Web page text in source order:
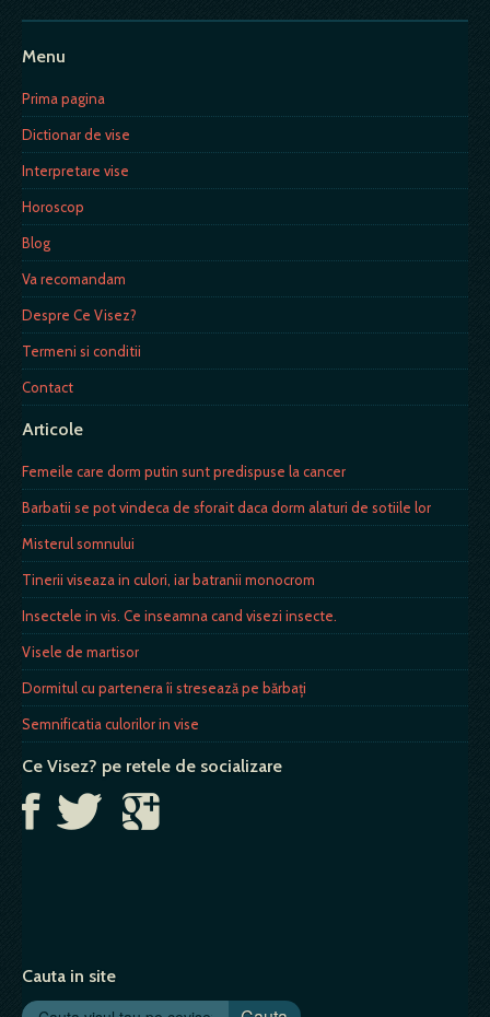
Menu
Prima pagina
Dictionar de vise
Interpretare vise
Horoscop
Blog
Va recomandam
Despre Ce Visez?
Termeni si conditii
Contact
Articole
Femeile care dorm putin sunt predispuse la cancer
Barbatii se pot vindeca de sforait daca dorm alaturi de sotiile lor
Misterul somnului
Tinerii viseaza in culori, iar batranii monocrom
Insectele in vis. Ce inseamna cand visezi insecte.
Visele de martisor
Dormitul cu partenera îi stresează pe bărbaţi
Semnificatia culorilor in vise
Ce Visez? pe retele de socializare
Cauta in site